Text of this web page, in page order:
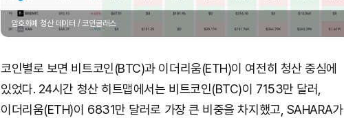
암호화폐 청산 데이터 / 코인글래스
코인별로 보면 비트코인(BTC)과 이더리움(ETH)이 여전히 청산 중심에
있었다. 24시간 청산 히트맵에서는 비트코인(BTC)이 7153만 달러,
이더리움(ETH)이 6831만 달러로 가장 큰 비중을 차지했고, SAHARA가